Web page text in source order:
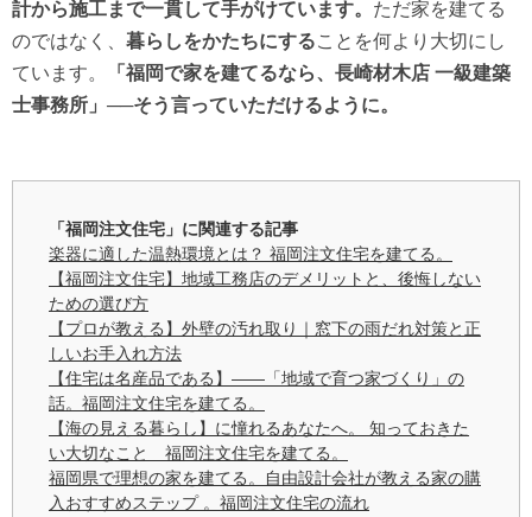
計から施工まで一貫して手がけています。 ただ家を建てる
のではなく、 暮らしをかたちにすることを何より大切にし
ています。
「福岡で家を建てるなら、長崎材木店 一級建築
士事務所」──そう言っていただけるように。
「福岡注文住宅」に関連する記事
楽器に適した温熱環境とは？ 福岡注文住宅を建てる。
【福岡注文住宅】地域工務店のデメリットと、後悔しない
ための選び方
【プロが教える】外壁の汚れ取り｜窓下の雨だれ対策と正
しいお手入れ方法
【住宅は名産品である】——「地域で育つ家づくり」の
話。福岡注文住宅を建てる。
【海の見える暮らし】に憧れるあなたへ。 知っておきた
い大切なこと 福岡注文住宅を建てる。
福岡県で理想の家を建てる。自由設計会社が教える家の購
入おすすめステップ 。福岡注文住宅の流れ